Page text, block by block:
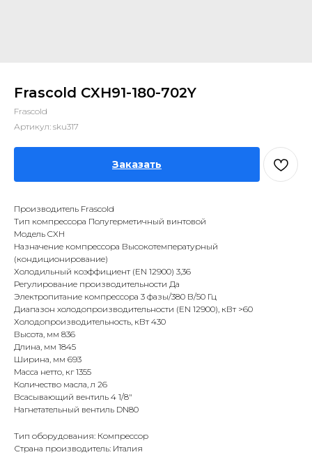
Frascold CXH91-180-702Y
Frascold
Артикул: sku317
Заказать
Производитель Frascold
Тип компрессора Полугерметичный винтовой
Модель CXH
Назначение компрессора Высокотемпературный
(кондиционирование)
Холодильный коэффициент (EN 12900) 3,36
Регулирование производительности Да
Электропитание компрессора 3 фазы/380 В/50 Гц
Диапазон холодопроизводительности (EN 12900), кВт >60
Холодопроизводительность, кВт 430
Высота, мм 836
Длина, мм 1845
Ширина, мм 693
Масса нетто, кг 1355
Количество масла, л 26
Всасывающий вентиль 4 1/8"
Нагнетательный вентиль DN80
Тип оборудования: Компрессор
Страна производитель: Италия